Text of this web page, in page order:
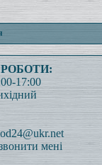
РОБОТИ:
17:00
мені